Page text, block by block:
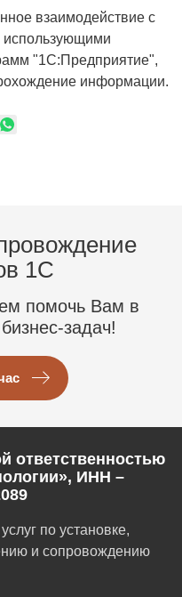
взаимодействие с
использующими
"1С:Предприятие",
информации.
1C
помочь Вам в
задач!
ответственностью
ИНН –
по установке,
и сопровождению